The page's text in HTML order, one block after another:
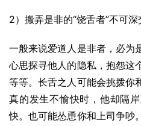
2）搬弄是非的“饶舌者”不可深
一般来说爱道人是非者，必为
心思探寻他人的隐私，抱怨这
等等。长舌之人可能会挑拨你
真的发生不愉快时，他却隔
快。也可能怂恿你和上司争吵